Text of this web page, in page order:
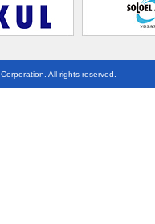
All rights reserved.